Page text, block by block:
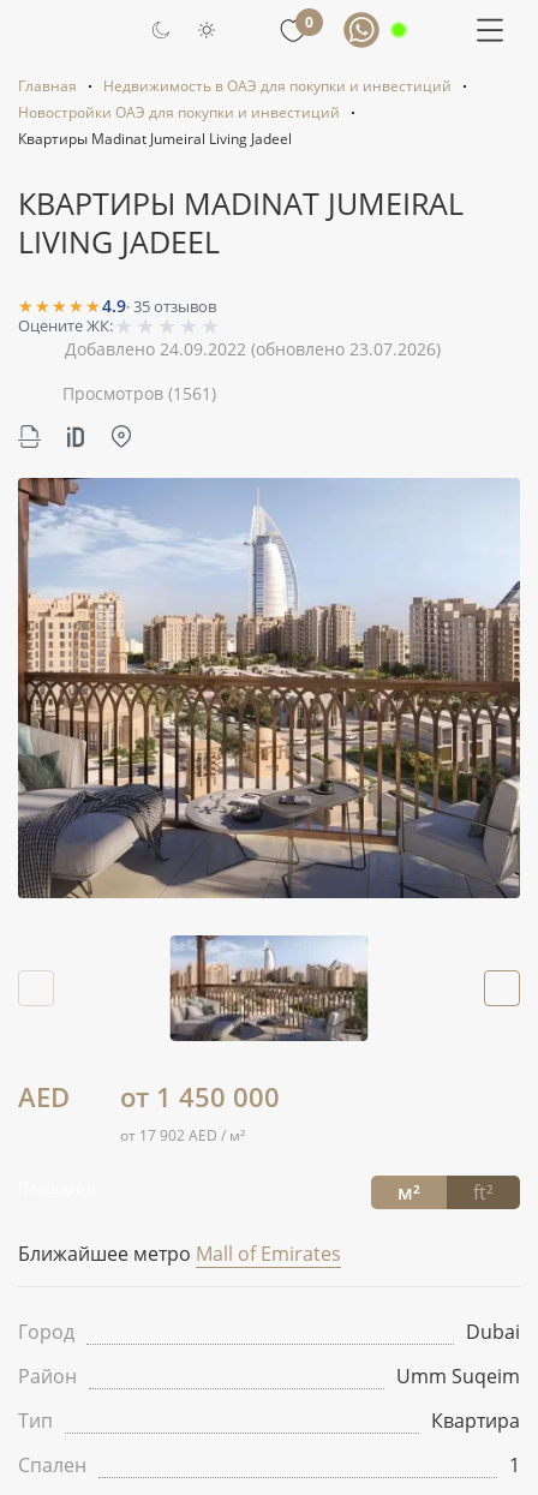
0
Главная
Недвижимость в ОАЭ для покупки и инвестиций
Новостройки ОАЭ для покупки и инвестиций
Квартиры Madinat Jumeiral Living Jadeel
КВАРТИРЫ MADINAT JUMEIRAL
LIVING JADEEL
★★★★★4.9·35отзывов
Оцените ЖК:★ ★ ★ ★ ★
Добавлено 24.09.2022 (обновлено 23.07.2026)
Просмотров (1561)
AED от 1 450 000
от 17 902 AED / м²
м² ft²
Ближайшее метро Mall of Emirates
Город
Dubai
Район
Umm Suqeim
Тип
Квартира
Спален
1